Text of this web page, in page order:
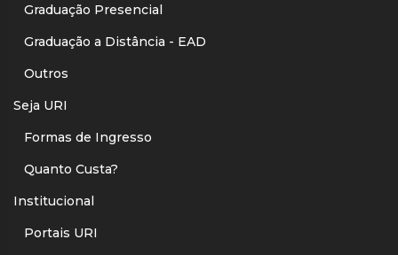
Graduação Presencial
Graduação a Distância - EAD
Outros
Seja URI
Formas de Ingresso
Quanto Custa?
Institucional
Portais URI